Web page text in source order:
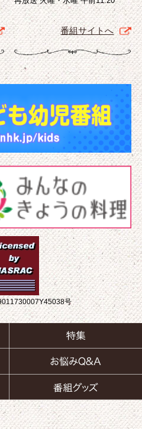
番組サイトへ
号